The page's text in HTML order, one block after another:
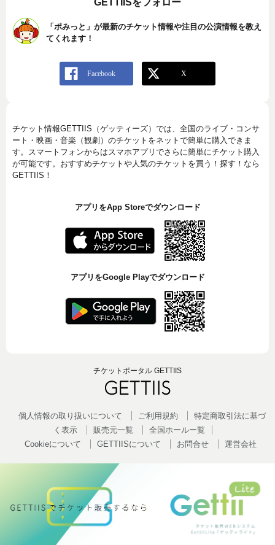
GETTIISをフォロー
「ポみっと」が最新のチケット情報や注目の公演情報を教え
てくれます！
チケット情報GETTIIS（ゲッティーズ）では、全国のライブ・コンサ
ート・映画・音楽（観劇）のチケットをネットで簡単に購入できま
す。スマートフォンからはスマホアプリでさらに簡単にチケット購入
が可能です。おすすめチケットや人気のチケットを買う！探す！なら
GETTIIS！
アプリをApp Storeでダウンロード
アプリをGoogle Playでダウンロード
チケットポータル GETTIIS
個人情報の取り扱いについて ご利用規約
特定商取引法に基づ
く表示
販売元一覧
全国ホールー覧
Cookieについて
GETTIISについて お問合せ 運営会社